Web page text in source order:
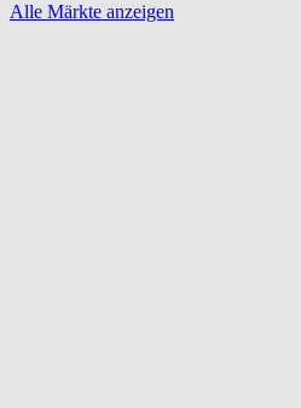
Alle Märkte anzeigen